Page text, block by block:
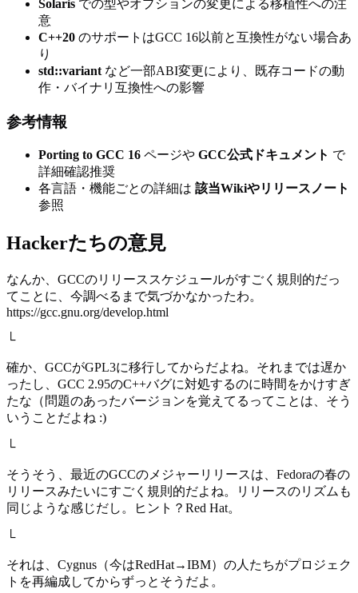
Solaris での型やオプションの変更による移植性への注
意
C++20 のサポートはGCC 16以前と互換性がない場合あ
り
std::variant など一部ABI変更により、既存コードの動
作・バイナリ互換性への影響
参考情報
Porting to GCC 16 ページや GCC公式ドキュメント で
詳細確認推奨
各言語・機能ごとの詳細は 該当Wikiやリリースノート
参照
Hackerたちの意見
なんか、GCCのリリーススケジュールがすごく規則的だっ
てことに、今調べるまで気づかなかったわ。
https://gcc.gnu.org/develop.html
└
確か、GCCがGPL3に移行してからだよね。それまでは遅か
ったし、GCC 2.95のC++バグに対処するのに時間をかけすぎ
たな（問題のあったバージョンを覚えてるってことは、そう
いうことだよね :)
└
そうそう、最近のGCCのメジャーリリースは、Fedoraの春の
リリースみたいにすごく規則的だよね。リリースのリズムも
同じような感じだし。ヒント？Red Hat。
└
それは、Cygnus（今はRedHat→IBM）の人たちがプロジェク
トを再編成してからずっとそうだよ。